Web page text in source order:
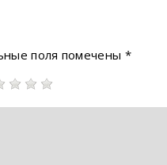
поля помечены *